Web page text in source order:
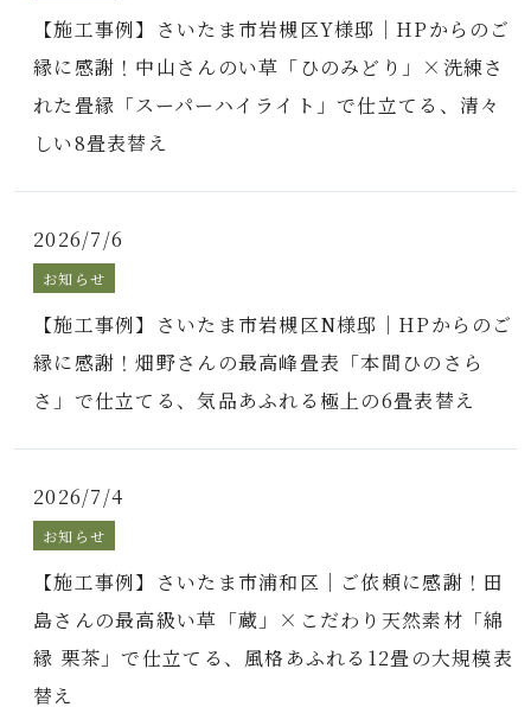
【施工事例】さいたま市岩槻区Y様邸｜HPからのご
縁に感謝！中山さんのい草「ひのみどり」×洗練さ
れた畳縁「スーパーハイライト」で仕立てる、清々
しい8畳表替え
2026/7/6
お知らせ
【施工事例】さいたま市岩槻区N様邸｜HPからのご
縁に感謝！畑野さんの最高峰畳表「本間ひのさら
さ」で仕立てる、気品あふれる極上の6畳表替え
2026/7/4
お知らせ
【施工事例】さいたま市浦和区｜ご依頼に感謝！田
島さんの最高級い草「蔵」×こだわり天然素材「綿
縁 栗茶」で仕立てる、風格あふれる12畳の大規模表
替え